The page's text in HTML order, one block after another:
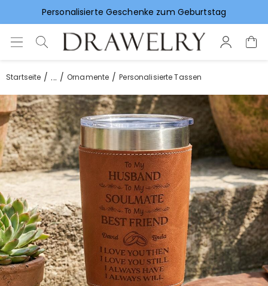
Vorlieben für Hochzeitsgeschenke
Startseite ... Ornamente Personalisierte Tassen